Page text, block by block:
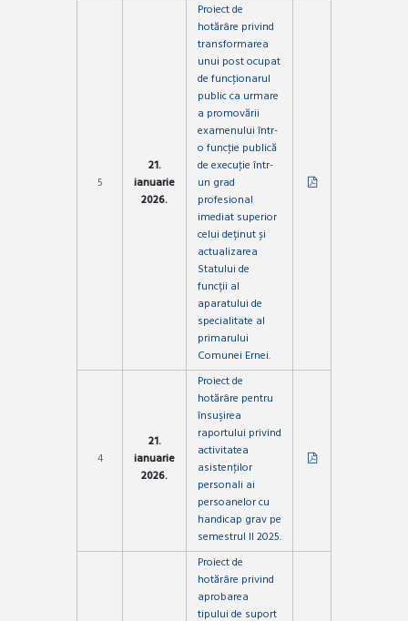
5
21.
ianuarie
2026.
Proiect de
hotărâre privind
transformarea
unui post ocupat
de funcţionarul
public ca urmare
a promovării
examenului într-
o funcţie publică
de execuţie într-
un grad
profesional
imediat superior
celui deținut și
actualizarea
Statului de
funcții al
aparatului de
specialitate al
primarului
Comunei Ernei.
4
21.
ianuarie
2026.
Proiect de
hotărâre pentru
însuşirea
raportului privind
activitatea
asistenţilor
personali ai
persoanelor cu
handicap grav pe
semestrul II 2025.
Proiect de
hotărâre privind
aprobarea
tipului de suport